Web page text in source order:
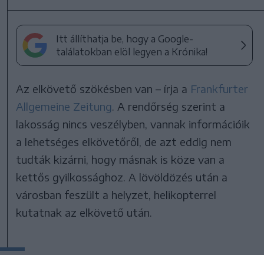
Itt állíthatja be, hogy a Google-
találatokban elöl legyen a Krónika!
Az elkövető szökésben van – írja a Frankfurter
Allgemeine Zeitung . A rendőrség szerint a
lakosság nincs veszélyben, vannak információik
a lehetséges elkövetőről, de azt eddig nem
tudták kizárni, hogy másnak is köze van a
kettős gyilkossághoz. A lövöldözés után a
városban feszült a helyzet, helikopterrel
kutatnak az elkövető után.